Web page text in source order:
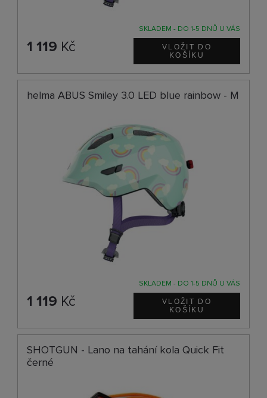
SKLADEM - DO 1-5 DNŮ U VÁS
1 119 Kč
helma ABUS Smiley 3.0 LED blue rainbow - M
SKLADEM - DO 1-5 DNŮ U VÁS
1 119 Kč
SHOTGUN - Lano na tahání kola Quick Fit
černé